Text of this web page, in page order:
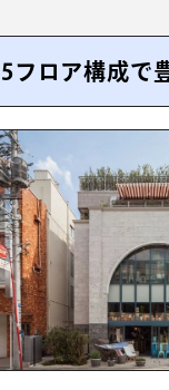
5フロア構成で